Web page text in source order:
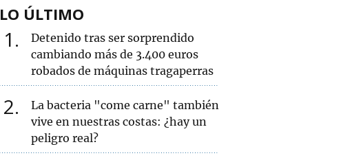
LO ÚLTIMO
1
Detenido tras ser sorprendido
cambiando más de 3.400 euros
robados de máquinas tragaperras
2
La bacteria "come carne" también
vive en nuestras costas: ¿hay un
peligro real?